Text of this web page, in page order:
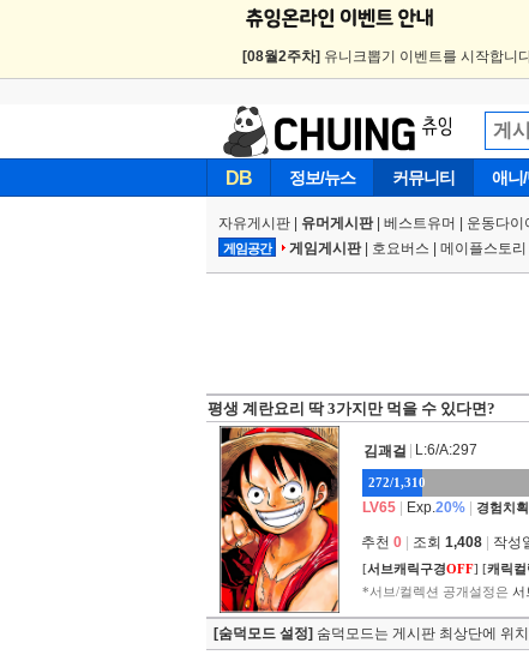
[08월2주차] 유니크뽑기 이벤트를 시작합니
DB 정보/뉴스 커뮤니티 애니
자유게시판 유머게시판| 베스트유머 운동다이
게임공간 게임게시판| 호요버스 메이플스토리
평생 계란요리 딱 3가지만 먹을 수 있다면?
김괘걸 L:6/A:297
272/1,310
LV65 Exp.20% 경험치
추천 0 조회 1,408 작성
[서브캐릭구경OFF] [캐릭컬
*서브/컬렉션 공개설정은 서
[숨덕모드 설정] 숨덕모드는 게시판 최상단에 위